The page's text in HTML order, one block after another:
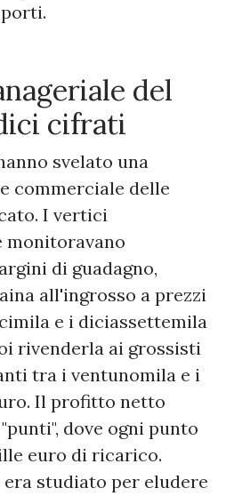
del
cifrati
svelato una
commerciale delle
I vertici
monitoravano
di guadagno,
all'ingrosso a prezzi
e i diciassettemila
rivenderla ai grossisti
tra i ventunomila e i
Il profitto netto
dove ogni punto
euro di ricarico.
studiato per eludere